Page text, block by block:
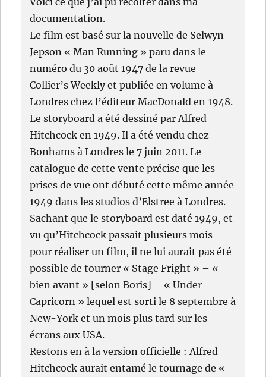
documentation.
Le film est basé sur la nouvelle de Selwyn
Jepson « Man Running » paru dans le
numéro du 30 août 1947 de la revue
Collier’s Weekly et publiée en volume à
Londres chez l’éditeur MacDonald en 1948.
Le storyboard a été dessiné par Alfred
Hitchcock en 1949. Il a été vendu chez
Bonhams à Londres le 7 juin 2011. Le
catalogue de cette vente précise que les
prises de vue ont débuté cette même année
1949 dans les studios d’Elstree à Londres.
Sachant que le storyboard est daté 1949, et
vu qu’Hitchcock passait plusieurs mois
pour réaliser un film, il ne lui aurait pas été
possible de tourner « Stage Fright » – «
bien avant » [selon Boris] – « Under
Capricorn » lequel est sorti le 8 septembre à
New-York et un mois plus tard sur les
écrans aux USA.
Restons en à la version officielle : Alfred
Hitchcock aurait entamé le tournage de «